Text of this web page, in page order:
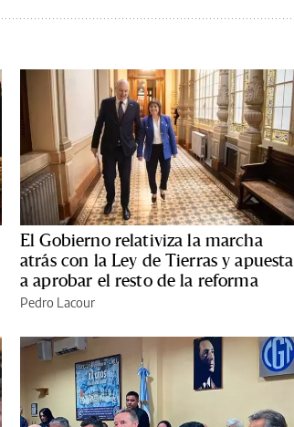
El Gobierno relativiza la marcha
atrás con la Ley de Tierras y apuesta
a aprobar el resto de la reforma
Pedro Lacour